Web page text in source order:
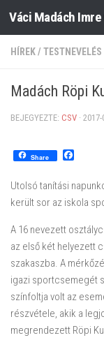
Skip to content
Váci Madách
HÍREK/ TESTNEVELÉS
Madách Röpi
BEJEGYEZTE: CSV · 2017-
Share
Utolsó tanítási
került sor az iskola
A 16 nevezett
az első két helyezett
szakaszba. A
igazi sportcsemegét
színfoltja volt az
részvétele, akik a
megrendezett Röpi